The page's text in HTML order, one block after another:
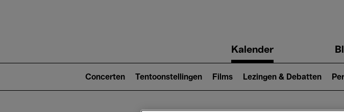
navigationKalender
2)
Concerten Tentoonstellingen Films Lezingen & Debatten